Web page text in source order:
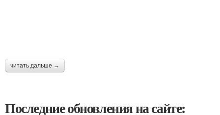
читать дальше →
Последние обновления на сайте: